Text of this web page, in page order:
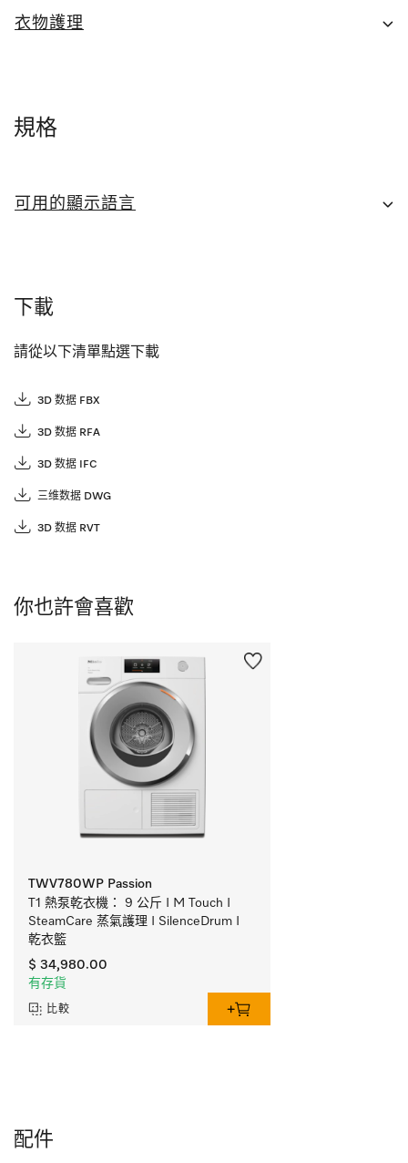
衣物護理
規格
可用的顯示語言
下載
請從以下清單點選下載
3D 数据 FBX
3D 数据 RFA
3D 数据 IFC
三维数据 DWG
3D 数据 RVT
你也許會喜歡
TWV780WP Passion
T1 熱泵乾衣機： 9 公斤 I M Touch I
SteamCare 蒸氣護理 I SilenceDrum I
乾衣籃
$ 34,980.00
有存貨
比較
配件